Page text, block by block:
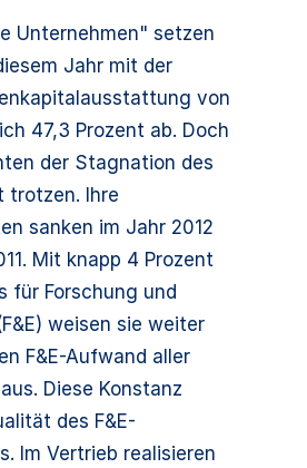
Unternehmen" setzen
Jahr mit der
von
47,3 Prozent ab. Doch
der Stagnation des
trotzen. Ihre
sanken im Jahr 2012
Mit knapp 4 Prozent
für Forschung und
weisen sie weiter
F&E-Aufwand aller
Diese Konstanz
des F&E-
Im Vertrieb realisieren